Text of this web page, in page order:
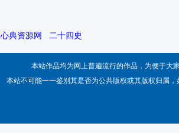
心典资源网 二十四史
本站作品均为网上普遍流行的作品，为便于大
本站不可能一一鉴别其是否为公共版权或其版权归属